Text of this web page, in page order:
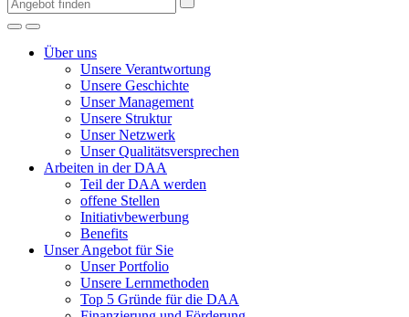
Über uns
Unsere Verantwortung
Unsere Geschichte
Unser Management
Unsere Struktur
Unser Netzwerk
Unser Qualitätsversprechen
Arbeiten in der DAA
Teil der DAA werden
offene Stellen
Initiativbewerbung
Benefits
Unser Angebot für Sie
Unser Portfolio
Unsere Lernmethoden
Top 5 Gründe für die DAA